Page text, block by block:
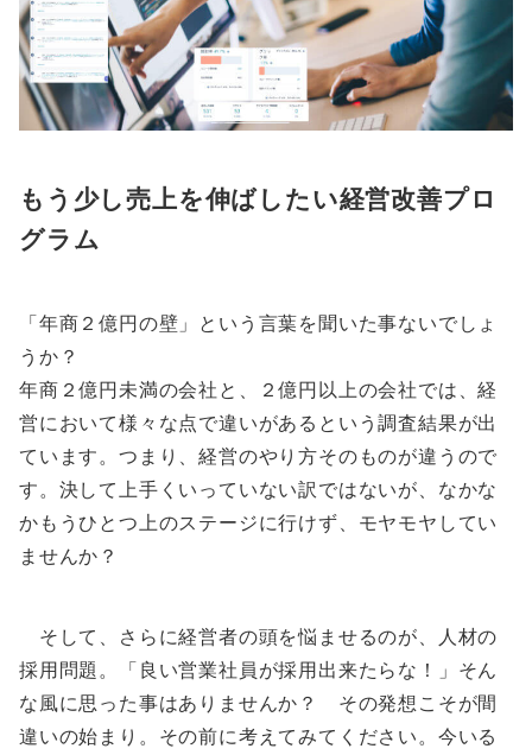
もう少し売上を伸ばしたい経営改善プロ
グラム
「年商２億円の壁」という言葉を聞いた事ないでしょ
うか？
年商２億円未満の会社と、２億円以上の会社では、経
営において様々な点で違いがあるという調査結果が出
ています。つまり、経営のやり方そのものが違うので
す。決して上手くいっていない訳ではないが、なかな
かもうひとつ上のステージに行けず、モヤモヤしてい
ませんか？
そして、さらに経営者の頭を悩ませるのが、人材の
採用問題。「良い営業社員が採用出来たらな！」そん
な風に思った事はありませんか？ その発想こそが間
違いの始まり。その前に考えてみてください。今いる